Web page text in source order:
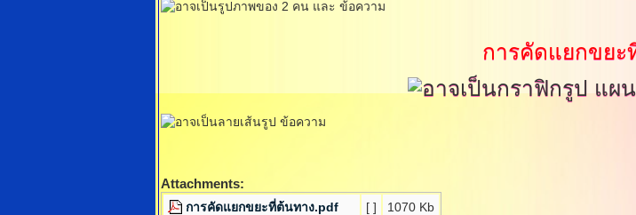
การคัดแยกขยะ
Attachments:
การคัดแยกขยะที่ต้นทาง.pdf [ ]
1070 Kb